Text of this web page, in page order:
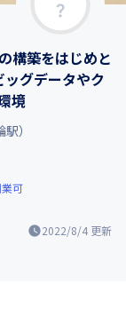
構築をはじめと
グデータやク
境
2022/8/4 更新
）
可